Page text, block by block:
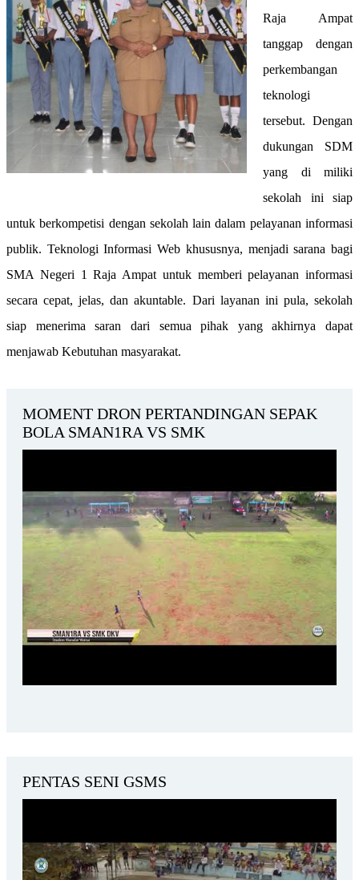
Raja Ampat
tanggap dengan
perkembangan
teknologi
tersebut. Dengan
dukungan SDM
yang di miliki
sekolah ini siap
untuk berkompetisi dengan sekolah lain dalam pelayanan informasi
publik. Teknologi Informasi Web khususnya, menjadi sarana bagi
SMA Negeri 1 Raja Ampat untuk memberi pelayanan informasi
secara cepat, jelas, dan akuntable. Dari layanan ini pula, sekolah
siap menerima saran dari semua pihak yang akhirnya dapat
menjawab Kebutuhan masyarakat.
MOMENT DRON PERTANDINGAN SEPAK
BOLA SMAN1RA VS SMK
PENTAS SENI GSMS